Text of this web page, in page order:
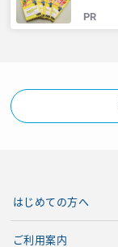
アリア
PR
はじめての方へ
ご利用案内